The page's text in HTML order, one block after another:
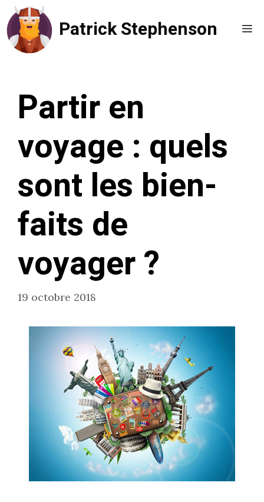
Aller
au
contenu
Patrick Stephenson
Partir en
voyage : quels
sont les bien-
faits de
voyager ?
19 octobre 2018